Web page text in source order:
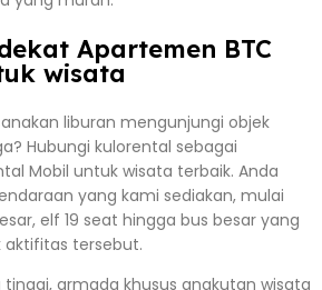
Apartemen BTC
wisata
liburan mengunjungi objek
Hubungi kulorental sebagai
Mobil untuk wisata terbaik. Anda
yang kami sediakan, mulai
elf 19 seat hingga bus besar yang
aktifitas tersebut.
armada khusus angkutan wisata